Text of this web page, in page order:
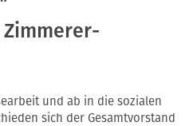
und ab in die sozialen
sich der Gesamtvorstand